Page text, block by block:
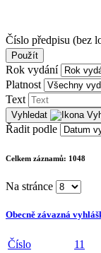
Číslo předpisu (bez
Použít
Rok vydání
Platnost
Text
Vyhledat
Řadit podle
Celkem záznamů: 1048
Na stránce
Obecně závazná
Číslo
11